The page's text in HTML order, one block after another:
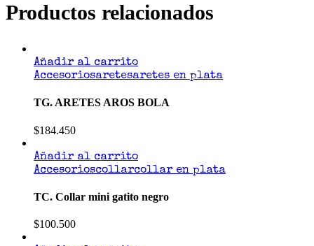
Productos relacionados
Añadir al carrito
Accesoriosaretesaretes en plata
TG. ARETES AROS BOLA
$184.450
Añadir al carrito
Accesorioscollarcollar en plata
TC. Collar mini gatito negro
$100.500